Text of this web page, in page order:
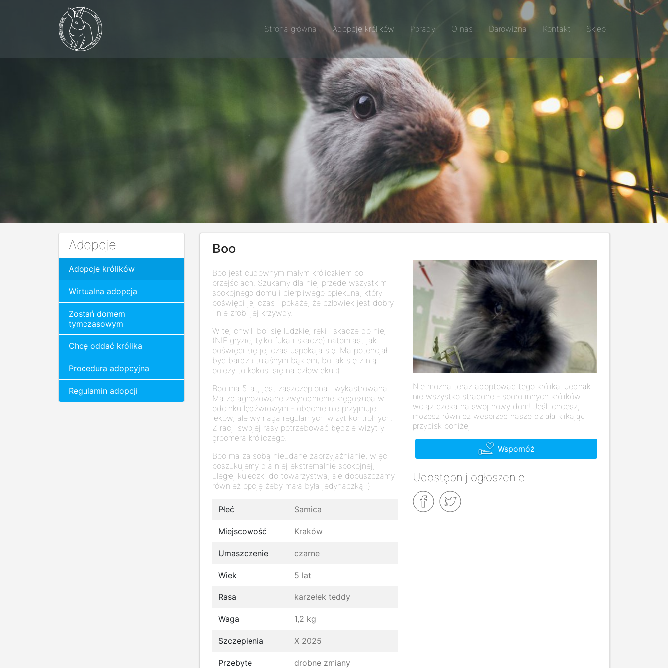
Strona główna Adopcje królików Porady O nas Darowizna Kontakt Sklep
Adopcje
Adopcje królików
Wirtualna adopcja
Zostań domem
tymczasowym
Chcę oddać królika
Procedura adopcyjna
Regulamin adopcji
Boo
Boo jest cudownym małym króliczkiem po
przejściach. Szukamy dla niej przede wszystkim
spokojnego domu i cierpliwego opiekuna, który
poświęci jej czas i pokaże, że człowiek jest dobry
i nie zrobi jej krzywdy.
W tej chwili boi się ludzkiej ręki i skacze do niej
(NIE gryzie, tylko fuka i skacze) natomiast jak
poświęci się jej czas uspokaja się. Ma potencjał
być bardzo tulaśnym bąkiem, bo jak się z nią
poleży to kokosi się na człowieku :)
Boo ma 5 lat, jest zaszczepiona i wykastrowana.
Ma zdiagnozowane zwyrodnienie kręgosłupa w
odcinku lędźwiowym - obecnie nie przyjmuje
leków, ale wymaga regularnych wizyt kontrolnych.
Z racji swojej rasy potrzebować będzie wizyt y
groomera króliczego.
Boo ma za sobą nieudane zaprzyjaźnianie, więc
poszukujemy dla niej ekstremalnie spokojnej,
uległej kuleczki do towarzystwa, ale dopuszczamy
również opcję żeby mała była jedynaczką :)
Płeć Samica
Miejscowość Kraków
Umaszczenie czarne
Wiek 5 lat
Rasa karzełek teddy
Waga 1,2 kg
Szczepienia X 2025
Przebyte
drobne zmiany
Nie można teraz adoptować tego królika. Jednak
nie wszystko stracone - sporo innych królików
wciąż czeka na swój nowy dom! Jeśli chcesz,
możesz również wesprzeć nasze działa klikając
przycisk poniżej
Wspomóż
Udostępnij ogłoszenie